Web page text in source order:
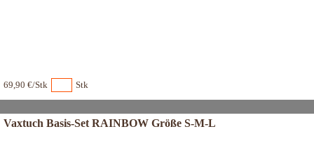
69,90 €/Stk Stk
Vaxtuch Basis-Set RAINBOW Größe S-M-L